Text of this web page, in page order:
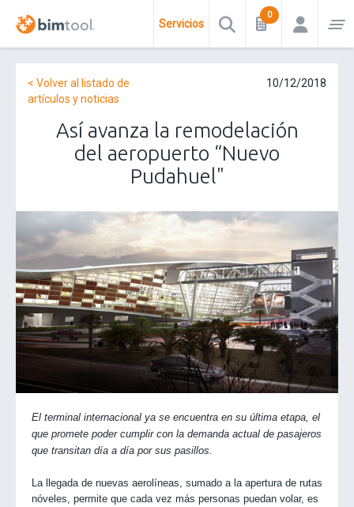
Servicios
< Volver al listado de
artículos y noticias
10/12/2018
Así avanza la remodelación
del aeropuerto “Nuevo
Pudahuel"
El terminal internacional ya se encuentra en su última etapa, el
que promete poder cumplir con la demanda actual de pasajeros
que transitan día a día por sus pasillos.
La llegada de nuevas aerolíneas, sumado a la apertura de rutas
nóveles, permite que cada vez más personas puedan volar, es